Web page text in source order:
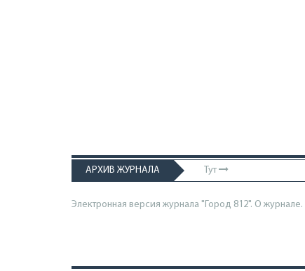
АРХИВ ЖУРНАЛА Тут
Электронная версия журнала "Город 812". О журнале.